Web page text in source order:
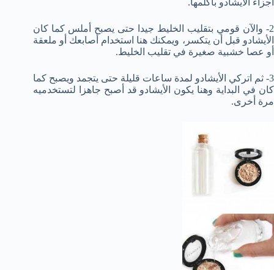
أجزاء الأيشادو بأكلمها.
2- والآن قومي بتقليب الخليط جيدا حتى يصبح أملس كما كان
الأيشادو قبل أن يتكسر، ويمكنك هنا استخدام أصابعك أو ملعقة
أو عصا خشبية صغيرة في تقليب الخليط.
3- ثم اتركي الأيشادو لمدة ساعات قليلة حتى يتجمد ويصبح كما
كان في البداية وهنا يكون الأيشادو قد أصبح جاهزا لتستخدميه
مرة أخرى.